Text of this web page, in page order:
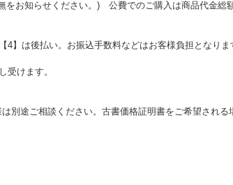
をお知らせください。) 公費でのご購入は商品代金総
】は後払い。お振込手数料などはお客様負担となりま
受けます。
別途ご相談ください。古書価格証明書をご希望される